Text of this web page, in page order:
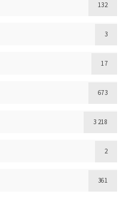
132
3
17
673
3 218
2
361